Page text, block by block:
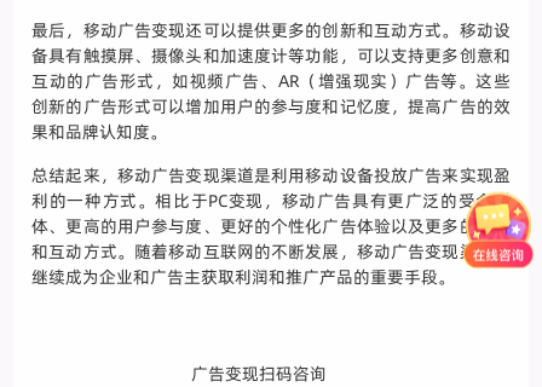
最后，移动广告变现还可以提供更多的创新和互动方式。移动设
备具有触摸屏、摄像头和加速度计等功能，可以支持更多创意和
互动的广告形式，如视频广告、AR（增强现实）广告等。这些
创新的广告形式可以增加用户的参与度和记忆度，提高广告的效
果和品牌认知度。
总结起来，移动广告变现渠道是利用移动设备投放广告来实现盈
利的一种方式。相比于PC变现，移动广告具有更广泛的受众群
体、更高的用户参与度、更好的个性化广告体验以及更多的创新
和互动方式。随着移动互联网的不断发展，移动广告变现渠道将
继续成为企业和广告主获取利润和推广产品的重要手段。
广告变现扫码咨询